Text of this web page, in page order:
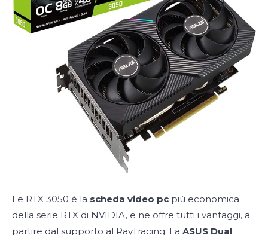
Le RTX 3050 è la scheda video pc più economica
della serie RTX di NVIDIA, e ne offre tutti i vantaggi, a
partire dal supporto al RayTracing. La ASUS Dual